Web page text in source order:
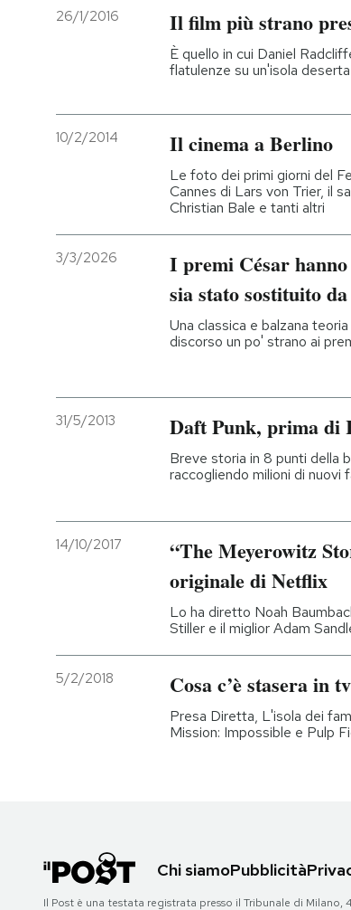
26/1/2016 Il film più strano
È quello in cui Daniel
flatulenze su un'isola
10/2/2014 Il cinema a Berlino
Le foto dei primi giorni del
Cannes di Lars von Trier, il
Christian Bale e tanti altri
3/3/2026
I premi César
sia stato sostituito
Una classica e balzana
discorso un po' strano ai
31/5/2013 Daft Punk, prima di
Breve storia in 8 punti della
raccogliendo milioni di nuovi
14/10/2017
“The Meyerowitz
originale di Netflix
Lo ha diretto Noah
Stiller e il miglior Adam
5/2/2018 Cosa c’è stasera in tv
Presa Diretta, L'isola dei
Mission: Impossible e Pulp
Chi siamoPubblicità
Il Post è una testata registrata presso il Tribunale di